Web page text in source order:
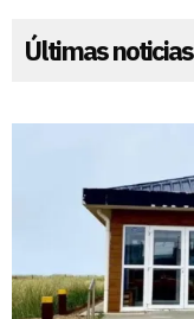
Últimas noticias